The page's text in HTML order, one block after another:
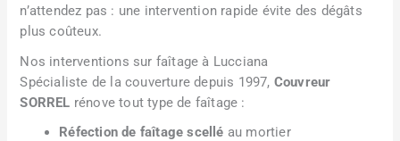
n’attendez pas : une intervention rapide évite des dégâts
plus coûteux.
Nos interventions sur faîtage à Lucciana
Spécialiste de la couverture depuis 1997, Couvreur
SORREL rénove tout type de faîtage :
Réfection de faîtage scellé au mortier